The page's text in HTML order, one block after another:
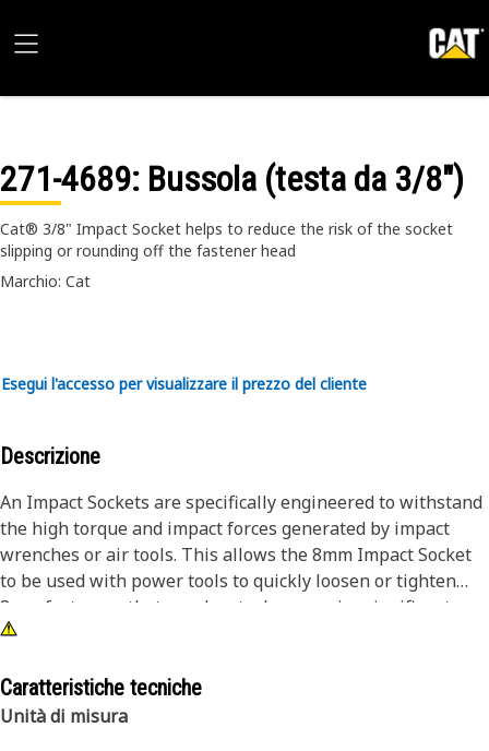
271-4689: Bussola (testa da 3/8")
Cat® 3/8" Impact Socket helps to reduce the risk of the socket
slipping or rounding off the fastener head
Marchio: Cat
Esegui l'accesso per visualizzare il prezzo del cliente
Descrizione
An Impact Sockets are specifically engineered to withstand
the high torque and impact forces generated by impact
wrenches or air tools. This allows the 8mm Impact Socket
to be used with power tools to quickly loosen or tighten
8mm fasteners that may be stuck or require significant
torque to turn. The impact sockets are made from high-
provides increased durability and resistance to wear and
deformation compared to standard sockets.
Caratteristiche tecniche
Unità di misura